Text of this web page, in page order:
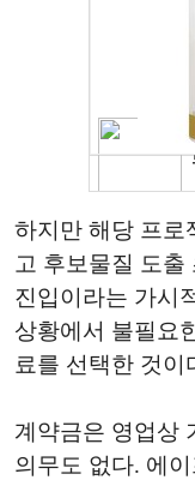
하지만 해당 프로
고 후보물질 도출
진입이라는 가시
상황에서 불필요
료를 선택한 것이
계약금은 영업상
의무도 없다. 에